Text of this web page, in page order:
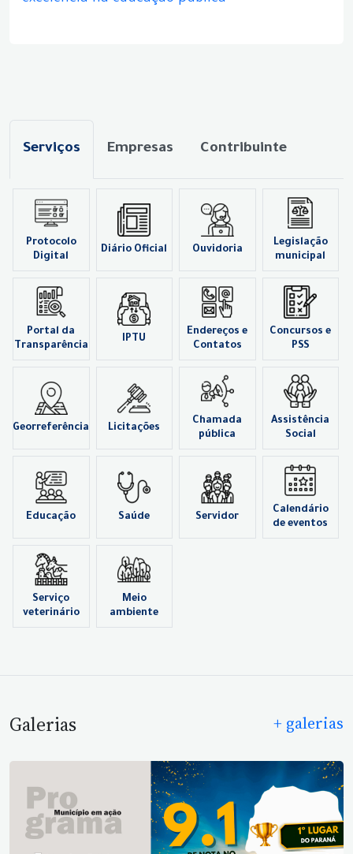
Serviços Empresas Contribuinte
Protocolo
Digital
Diário Oficial Ouvidoria
Legislação
municipal
Portal da
Transparência
IPTU
Endereços e
Contatos
Concursos e
PSS
Georreferência Licitações
Chamada
pública
Assistência
Social
Educação Saúde Servidor
Calendário
de eventos
Serviço
veterinário
Meio
ambiente
Galerias + galerias